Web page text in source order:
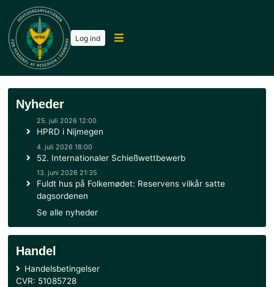
Log ind
Nyheder
HPRD i Nijmegen
4. juli 2026 18:00
52. Internationaler Schießwettbewerb
13. juni 2026 21:35
Fuldt hus på Folkemødet: Reservens vilkår satte
dagsordenen
Se alle nyheder